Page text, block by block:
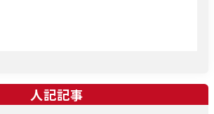
人記記事